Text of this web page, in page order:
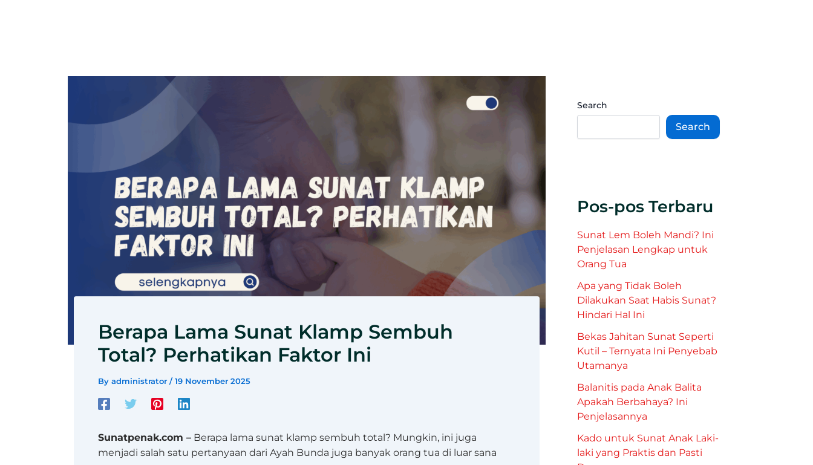
Berapa Lama Sunat Klamp Sembuh
Total? Perhatikan Faktor Ini
By administrator /19 November 2025
Sunatpenak.com – Berapa lama sunat klamp sembuh total? Mungkin, ini juga
menjadi salah satu pertanyaan dari Ayah Bunda juga banyak orang tua di luar sana
Search
Search
Pos-pos Terbaru
Sunat Lem Boleh Mandi? Ini
Penjelasan Lengkap untuk
Orang Tua
Apa yang Tidak Boleh
Dilakukan Saat Habis Sunat?
Hindari Hal Ini
Bekas Jahitan Sunat Seperti
Kutil – Ternyata Ini Penyebab
Utamanya
Balanitis pada Anak Balita
Apakah Berbahaya? Ini
Penjelasannya
Kado untuk Sunat Anak Laki-
laki yang Praktis dan Pasti